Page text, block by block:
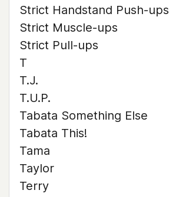
Strict Handstand Push-ups
Strict Muscle-ups
Strict Pull-ups
T
T.J.
T.U.P.
Tabata Something Else
Tabata This!
Tama
Taylor
Terry